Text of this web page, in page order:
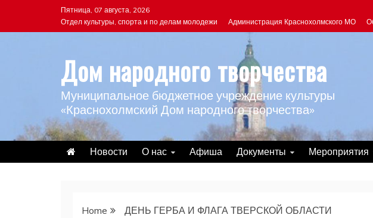
Пятница, 07 августа, 2026
Отдел культуры, спорта и по делам молодежи
Администрация Краснохолмского МО
Дом народного творчества
Муниципальное бюджетное учреждение культуры
«Краснохолмский Дом народного творчества»
Новости О нас Афиша Документы Мероприятия
Home ДЕНЬ ГЕРБА И ФЛАГА ТВЕРСКОЙ ОБЛАСТИ